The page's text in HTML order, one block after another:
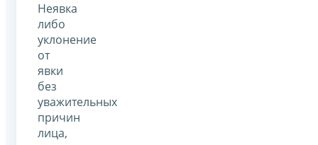
Неявка
либо
уклонение
от
явки
без
уважительных
причин
лица,